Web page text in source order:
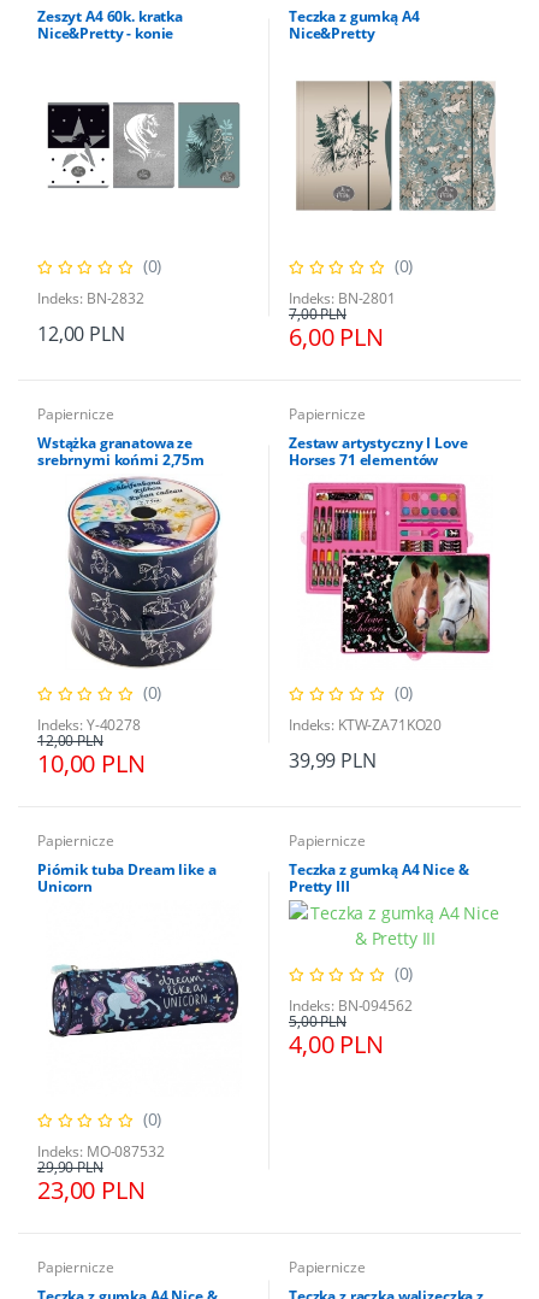
Zeszyt A4 60k. kratka
Nice&Pretty - konie
(0)
Indeks: BN-2832
12,00 PLN
Teczka z gumką A4
Nice&Pretty
(0)
Indeks: BN-2801
6,00 PLN
7,00 PLN
Papiernicze
Wstążka granatowa ze
srebrnymi końmi 2,75m
(0)
Indeks: Y-40278
10,00 PLN
12,00 PLN
Papiernicze
Zestaw artystyczny I Love
Horses 71 elementów
(0)
Indeks: KTW-ZA71KO20
39,99 PLN
Papiernicze
Piórnik tuba Dream like a
Unicorn
(0)
Indeks: MO-087532
23,00 PLN
29,90 PLN
Papiernicze
Teczka z gumką A4 Nice &
Pretty III
(0)
Indeks: BN-094562
4,00 PLN
5,00 PLN
Papiernicze
Papiernicze